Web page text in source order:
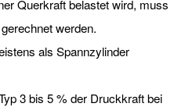
Querkraft belastet wird, muss
werden.
als Spannzylinder
3 bis 5 % der Druckkraft bei